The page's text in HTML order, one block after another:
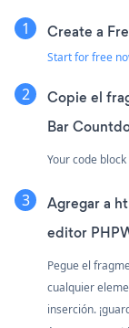
Create a
Start for free
Copie el
Bar
Your code
Agregar a
editor
Pegue el
cualquier
inserción.